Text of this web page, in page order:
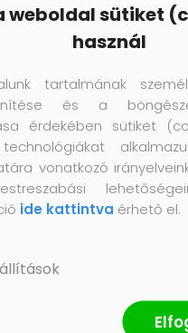
rajta
rögzítik a takarót a
Splasher
cikkszám: 58038
Hasonló
weboldal sütiket
használ
tartalmának
és a
érdekében sütiket
vonatkozó
ide kattintva érhető el.